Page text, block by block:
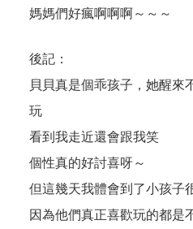
媽媽們好瘋啊啊啊～～～
後記：
貝貝真是個乖孩子，她醒來
玩
看到我走近還會跟我笑
個性真的好討喜呀～
但這幾天我體會到了小孩子
因為他們真正喜歡玩的都是